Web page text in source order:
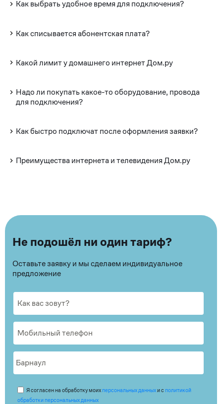
Как выбрать удобное время для подключения?
Как списывается абонентская плата?
Какой лимит у домашнего интернет Дом.ру
Надо ли покупать какое-то оборудование, провода
для подключения?
Как быстро подключат после оформления заявки?
Преимущества интернета и телевидения Дом.ру
Не подошёл ни один тариф?
Оставьте заявку и мы сделаем индивидуальное
предложение
Я согласен на обработку моих персональных данныхи с политикой
обработки персональных данных